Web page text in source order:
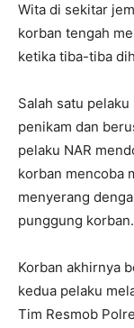
Wita di sekitar
korban tengah
ketika tiba-tiba
Salah satu
penikam dan
pelaku NAR
korban mencoba
menyerang
punggung korban.
Korban akhirnya
kedua pelaku
Tim Resmob